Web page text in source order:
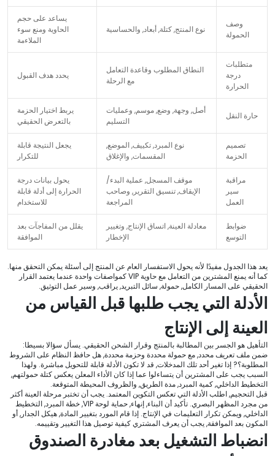
وصف
الحمولة
نوع المنتج, كتلة, أبعاد, والحساسية
يساعد على حجم
الحاوية ومنع سوء
الملاءمة
متطلبات
درجة
الحرارة
النطاق المطلوب وقاعدة التعامل
مع الرحلة
يحدد هدف القبول
حارة النقل
أصل, وجهة, وضع, موسم, وعمليات
التسليم
يربط اختيار الحزمة
بالتعرض الحقيقي
تصميم
الحزمة
نوع المبرد, تكييف, الموضع,
المقسمات, والإغلاق
يجعل النتيجة قابلة
للتكرار
مراقبة
سير
العمل
موقف المسجل, عملية البدء/
الإيقاف, تنسيق التقرير, وصاحب
المراجعة
يحول بيانات درجة
الحرارة إلى أدلة قابلة
للاستخدام
ضوابط
التوسع
معادلة العينة, اتساق الإنتاج, وتغيير
الإخطار
يقلل من المفاجآت بعد
الموافقة
يعد هذا الجدول مفيدًا لأنه يحول الاستفسار العام عن المنتج إلى أسئلة يمكن التحقق منها.
كما أنه يمنع المشترين من التعامل مع حاوية VIP كمواصفات واحدة عندما يعتمد القرار
الحقيقي على المسار الكامل, حمولة, سائل التبريد, يراقب, وسير عمل التوثيق.
الأدلة التي يجب طلبها قبل القياس من
العينة إلى الإنتاج
التأهيل هو الجسر بين المطالبة بالمنتج وقرار الشحن الحقيقي. يسأل سؤالا بسيطا:
ضمن ملف تعريف محدد, مع حمولة محددة وحزمة محددة, هل حافظ النظام على الشروط
المطلوبة؟? إذا تغير أحد تلك المدخلات, قد لا تكون الأدلة قابلة للتحويل مباشرة. ولهذا
السبب يجب على المشترين أن يتساءلوا عما إذا كان الأداء المعلن يعكس كتلة حمولتهم,
التخطيط الداخلي, كمية المبرد, مدة الطريق, والظروف المحيطة المتوقعة.
قبل التحجيم, اطلب الأدلة التي تعكس التكوين المعتمد. يجب أن تختبر مرحلة العينة أكثر
من مجرد المظهر البصري. تأكيد أن البناء, إنهاء, حماية لوحة VIP, خطة المبرد, التخطيط
الداخلي, ويمكن تكرار التعليمات في الإنتاج. إذا قام المورد بتغيير المادة, هيكل الجدار, أو
المكون بعد الموافقة, يجب أن يعرف المشتري كيفية توصيل هذا التغيير وتقييمه.
انضباط التشغيل بعد مغادرة الصندوق